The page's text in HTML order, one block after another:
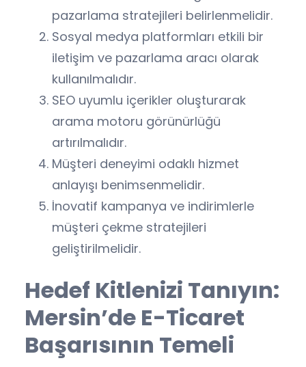
pazarlama stratejileri belirlenmelidir.
Sosyal medya platformları etkili bir
iletişim ve pazarlama aracı olarak
kullanılmalıdır.
SEO uyumlu içerikler oluşturarak
arama motoru görünürlüğü
artırılmalıdır.
Müşteri deneyimi odaklı hizmet
anlayışı benimsenmelidir.
İnovatif kampanya ve indirimlerle
müşteri çekme stratejileri
geliştirilmelidir.
Hedef Kitlenizi Tanıyın:
Mersin’de E-Ticaret
Başarısının Temeli